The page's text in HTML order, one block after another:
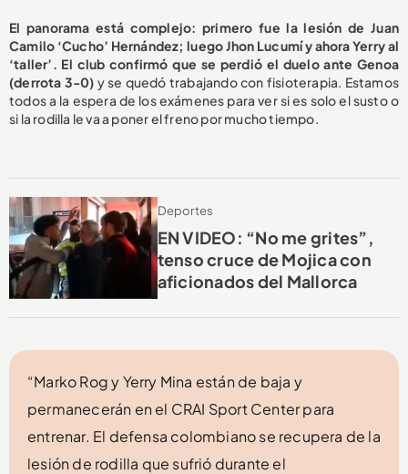
El panorama está complejo: primero fue la lesión de Juan
Camilo ‘Cucho’ Hernández; luego Jhon Lucumí y ahora Yerry al
‘taller’. El club confirmó que se perdió el duelo ante Genoa
(derrota 3-0) y se quedó trabajando con fisioterapia. Estamos
todos a la espera de los exámenes para ver si es solo el susto o
si la rodilla le va a poner el freno por mucho tiempo.
Deportes
EN VIDEO: “No me grites”,
tenso cruce de Mojica con
aficionados del Mallorca
“Marko Rog y Yerry Mina están de baja y
permanecerán en el CRAI Sport Center para
entrenar. El defensa colombiano se recupera de la
lesión de rodilla que sufrió durante el